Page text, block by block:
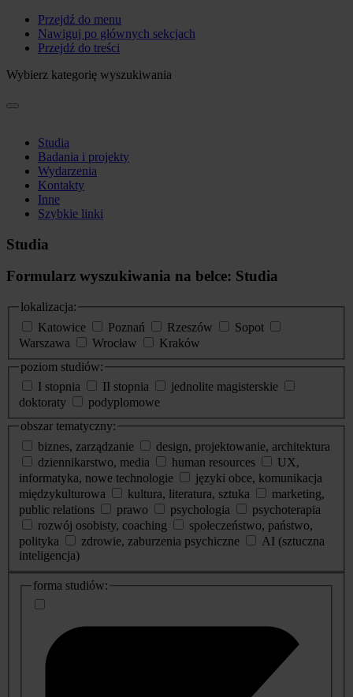
Przejdź do menu
Nawiguj po głównych sekcjach
Przejdź do treści
Wybierz kategorię wyszukiwania
Studia
Badania i projekty
Wydarzenia
Kontakty
Inne
Szybkie linki
Studia
Formularz wyszukiwania na belce: Studia
lokalizacja:
Katowice
Poznań Rzeszów
Sopot
Warszawa
Wrocław
Kraków
poziom studiów:
I stopnia
II stopnia
jednolite magisterskie
doktoraty
podyplomowe
obszar tematyczny:
biznes, zarządzanie
design, projektowanie, architektura
dziennikarstwo, media
human resources
UX,
informatyka, nowe technologie
języki obce, komunikacja
międzykulturowa
kultura, literatura, sztuka
marketing,
public relations
prawo psychologia
psychoterapia
rozwój osobisty, coaching
społeczeństwo, państwo,
polityka
zdrowie, zaburzenia psychiczne
AI (sztuczna
inteligencja)
dodatkowe
informacje
forma studiów: